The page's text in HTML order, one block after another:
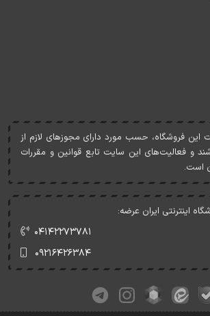
اين فروشگاه، حسب مورد دارای مجوزهای لازم از
و فعاليت‌های اين سايت تابع قوانين و مقررات
است.
اینترنتی ایران عرضه:
۰۴۱۴۲۲۷۳۷۸۱
۰۹۲۱۶۴۲۶۳۸۴